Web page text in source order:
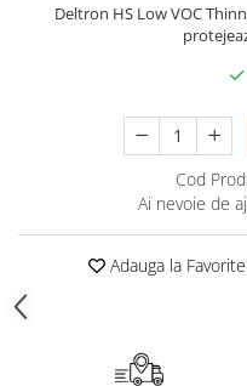
Deltron HS Low VOC
Cod
Ai nevoie de
Adauga la Favorite